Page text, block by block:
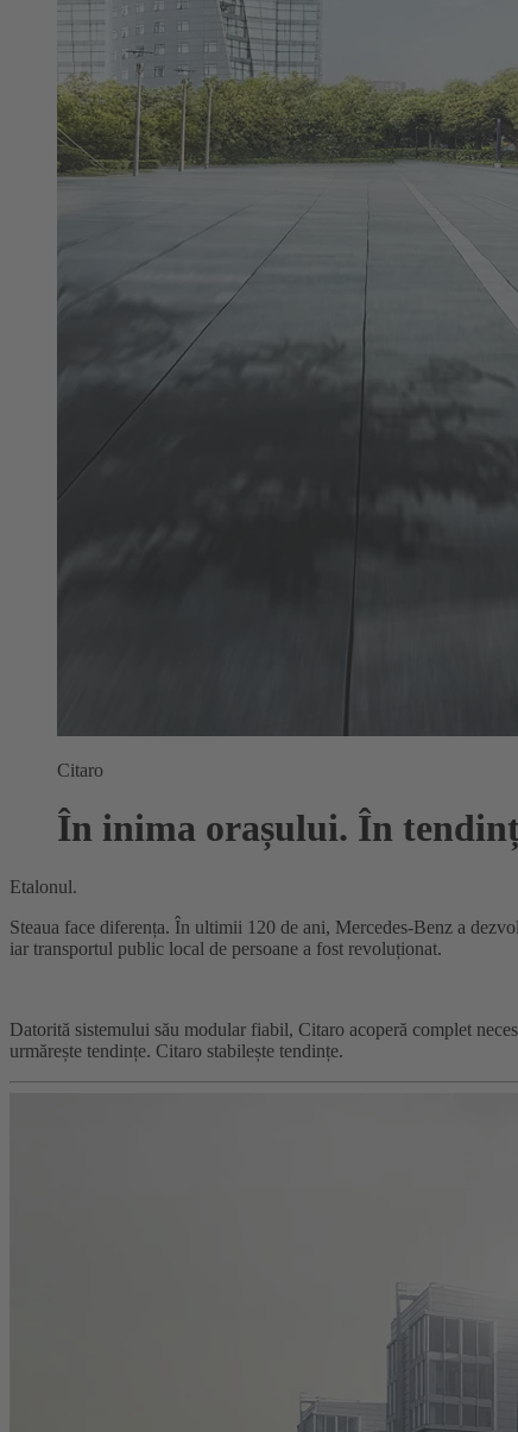
Citaro
În inima orașului. În
Etalonul.
Steaua face diferența. În ultimii 120 de ani, Mercedes-Benz a
iar transportul public local de persoane a fost revoluționat.
Datorită sistemului său modular fiabil, Citaro acoperă complet
urmărește tendințe. Citaro stabilește tendințe.